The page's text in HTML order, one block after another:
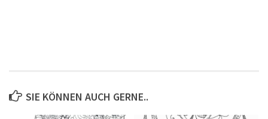
SIE KÖNNEN AUCH GERNE..